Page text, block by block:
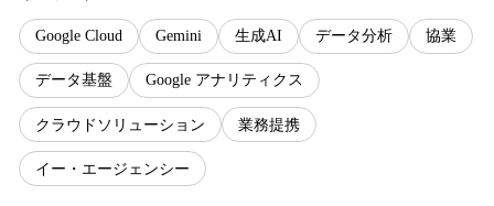
Google Cloud Gemini 生成AI データ分析 協業
データ基盤 Google アナリティクス
クラウドソリューション 業務提携
イー・エージェンシー